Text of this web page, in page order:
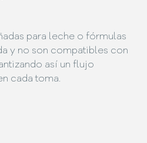
para leche o fórmulas
y no son compatibles con
así un flujo
cada toma.